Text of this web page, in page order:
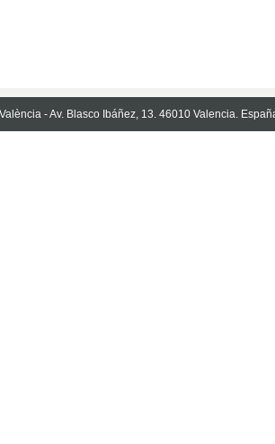
- Av. Blasco Ibáñez, 13. 46010 Valencia.